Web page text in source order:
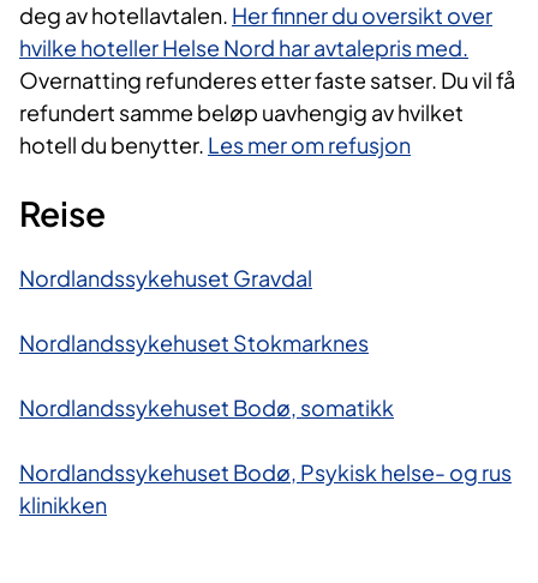
deg av hotellavtalen. Her finner du oversikt over
hvilke hoteller Helse Nord har avtalepris med.
Overnatting refunderes etter faste satser. Du vil få
refundert samme beløp uavhengig av hvilket
hotell du benytter. Les mer om refusjon
Reise
Nordlandssykehuset Gravdal
Nordlandssykehuset Stokmarknes
Nordlandssykehuset Bodø, somatikk
Nordlandssykehuset Bodø, Psykisk helse- og rus​
klinikken